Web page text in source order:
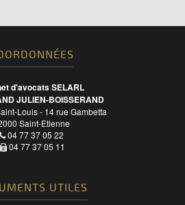
d'avocats SELARL
JULIEN-BOISSERAND
Louis - 14 rue Gambetta
Saint-Etienne
04 77 37 05 22
04 77 37 05 11
UTILES